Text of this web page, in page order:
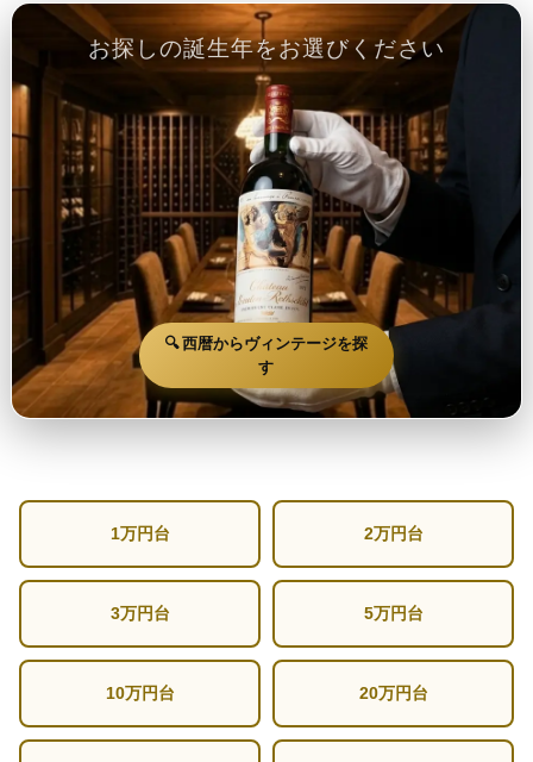
お探しの誕生年をお選びください
🔍 西暦からヴィンテージを探
す
1万円台 2万円台
3万円台 5万円台
10万円台 20万円台